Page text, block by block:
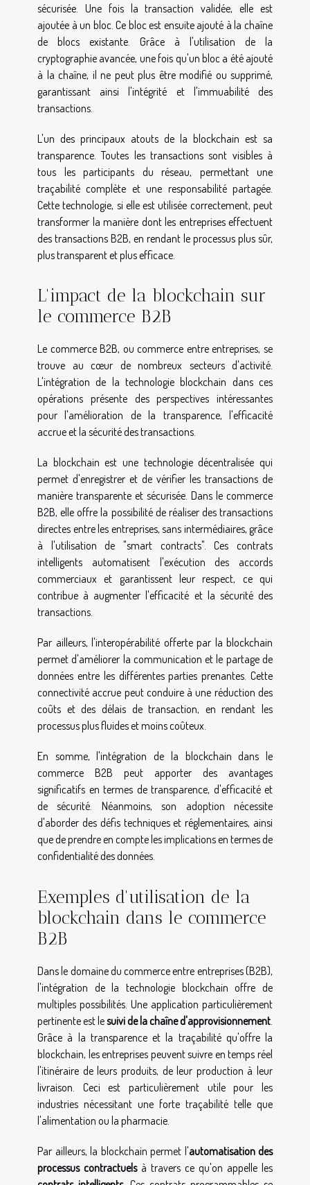
sécurisée. Une fois la transaction validée, elle est
ajoutée à un bloc. Ce bloc est ensuite ajouté à la chaîne
de blocs existante. Grâce à l'utilisation de la
cryptographie avancée, une fois qu'un bloc a été ajouté
à la chaîne, il ne peut plus être modifié ou supprimé,
garantissant ainsi l'intégrité et l'immuabilité des
transactions.
L'un des principaux atouts de la blockchain est sa
transparence. Toutes les transactions sont visibles à
tous les participants du réseau, permettant une
traçabilité complète et une responsabilité partagée.
Cette technologie, si elle est utilisée correctement, peut
transformer la manière dont les entreprises effectuent
des transactions B2B, en rendant le processus plus sûr,
plus transparent et plus efficace.
L'impact de la blockchain sur
le commerce B2B
Le commerce B2B, ou commerce entre entreprises, se
trouve au cœur de nombreux secteurs d'activité.
L'intégration de la technologie blockchain dans ces
opérations présente des perspectives intéressantes
pour l'amélioration de la transparence, l'efficacité
accrue et la sécurité des transactions.
La blockchain est une technologie décentralisée qui
permet d'enregistrer et de vérifier les transactions de
manière transparente et sécurisée. Dans le commerce
B2B, elle offre la possibilité de réaliser des transactions
directes entre les entreprises, sans intermédiaires, grâce
à l'utilisation de "smart contracts". Ces contrats
intelligents automatisent l'exécution des accords
commerciaux et garantissent leur respect, ce qui
contribue à augmenter l'efficacité et la sécurité des
transactions.
Par ailleurs, l'interopérabilité offerte par la blockchain
permet d'améliorer la communication et le partage de
données entre les différentes parties prenantes. Cette
connectivité accrue peut conduire à une réduction des
coûts et des délais de transaction, en rendant les
processus plus fluides et moins coûteux.
En somme, l'intégration de la blockchain dans le
commerce B2B peut apporter des avantages
significatifs en termes de transparence, d'efficacité et
de sécurité. Néanmoins, son adoption nécessite
d'aborder des défis techniques et réglementaires, ainsi
que de prendre en compte les implications en termes de
confidentialité des données.
Exemples d'utilisation de la
blockchain dans le commerce
B2B
Dans le domaine du commerce entre entreprises (B2B),
l'intégration de la technologie blockchain offre de
multiples possibilités. Une application particulièrement
pertinente est lesuivi de la chaîne d'approvisionnement
Grâce à la transparence et la traçabilité qu'offre la
blockchain, les entreprises peuvent suivre en temps réel
l'itinéraire de leurs produits, de leur production à leur
livraison. Ceci est particulièrement utile pour les
industries nécessitant une forte traçabilité telle que
l'alimentation ou la pharmacie.
Par ailleurs, la blockchain permet l'automatisation des
processus contractuelsà travers ce qu'on appelle les